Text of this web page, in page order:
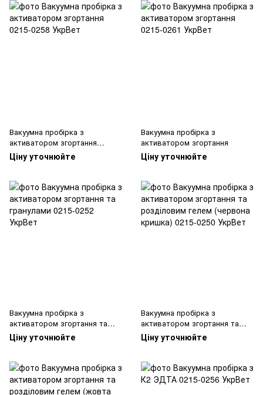
Вакуумна пробірка з
активатором згортання
Vacutest IN®
Ціну уточнюйте
Вакуумна пробірка з
активатором згортання
Ціну уточнюйте
Вакуумна пробірка з
активатором згортання та
гранулами
Ціну уточнюйте
Вакуумна пробірка з
активатором згортання та
розділовим гелем (червона
кришка)
Ціну уточнюйте